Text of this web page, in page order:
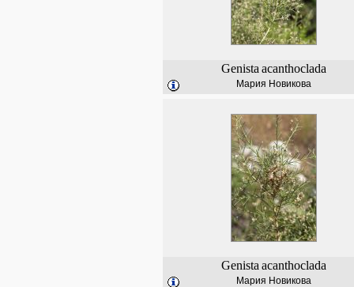
Genista acanthoclada
Мария Новикова
Genista acanthoclada
Мария Новикова